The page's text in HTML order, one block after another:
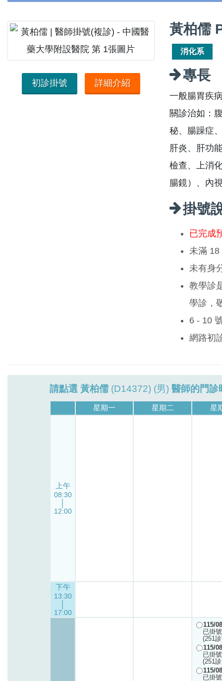
初診掛號 詳細介紹
黃柏儒
消化系
專長
一般腸胃疾
關診治如：
秘、腸躁症
肝炎、肝功
檢查、上消
腸鏡）、內
掛號
已完成
未滿 18
未有身
教學診
學診，
6 - 10
網路初